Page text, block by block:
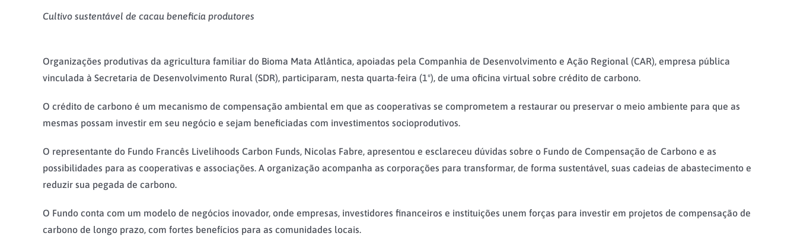
Cultivo sustentável de cacau beneficia produtores
Organizações produtivas da agricultura familiar do Bioma Mata Atlântica, apoiadas pela Companhia de Desenvolvimento e Ação Regional (CAR), empresa pública
vinculada à Secretaria de Desenvolvimento Rural (SDR), participaram, nesta quarta-feira (1º), de uma oficina virtual sobre crédito de carbono.
O crédito de carbono é um mecanismo de compensação ambiental em que as cooperativas se comprometem a restaurar ou preservar o meio ambiente para que as
mesmas possam investir em seu negócio e sejam beneficiadas com investimentos socioprodutivos.
O representante do Fundo Francês Livelihoods Carbon Funds, Nicolas Fabre, apresentou e esclareceu dúvidas sobre o Fundo de Compensação de Carbono e as
possibilidades para as cooperativas e associações. A organização acompanha as corporações para transformar, de forma sustentável, suas cadeias de abastecimento e
reduzir sua pegada de carbono.
O Fundo conta com um modelo de negócios inovador, onde empresas, investidores financeiros e instituições unem forças para investir em projetos de compensação de
carbono de longo prazo, com fortes benefícios para as comunidades locais.